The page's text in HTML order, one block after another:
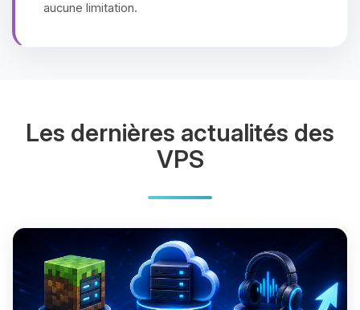
aucune limitation.
Les dernières actualités des
VPS